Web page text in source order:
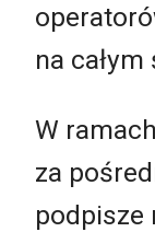
na
W
za
podpisze